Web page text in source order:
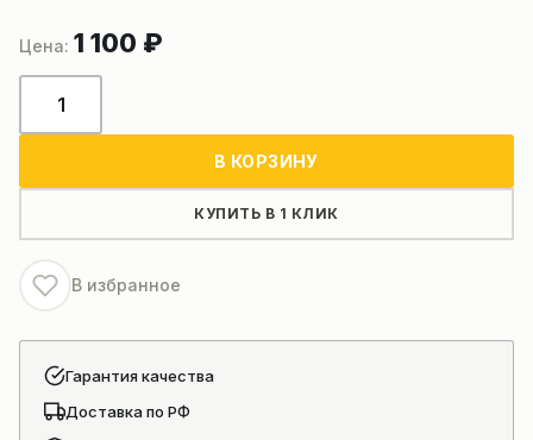
1 100 ₽
товара
XCMG
В КОРЗИНУ
КУПИТЬ В 1 КЛИК
В избранное
Гарантия качества
Доставка по РФ